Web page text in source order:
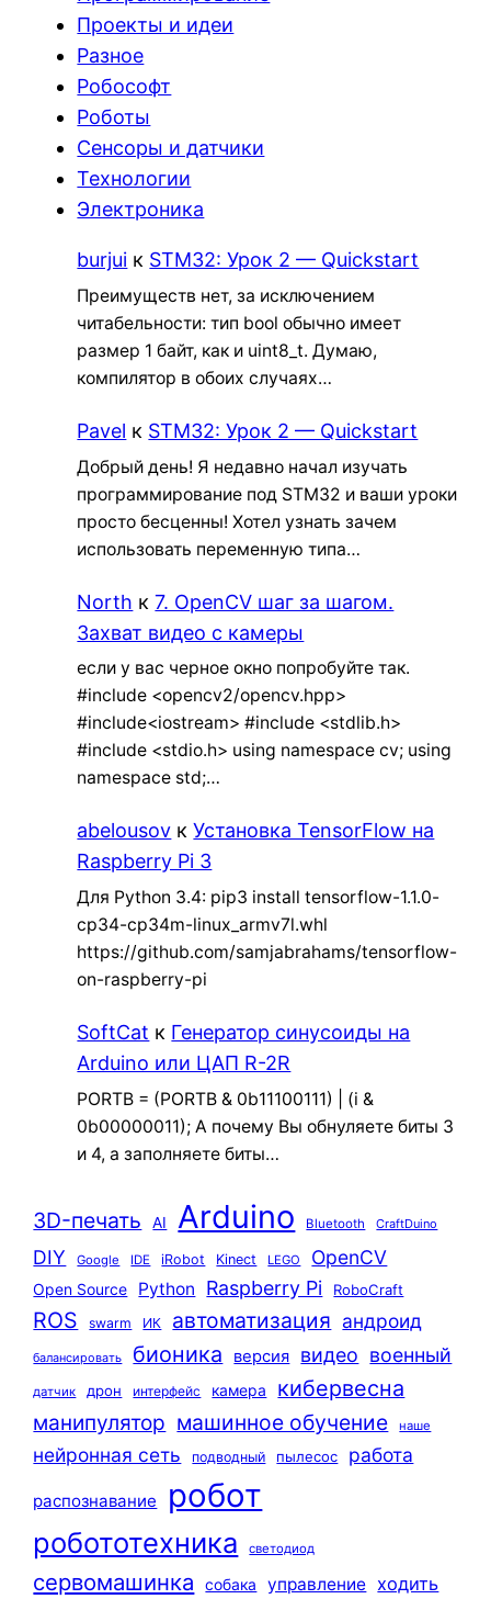
Проекты и идеи
Разное
Робософт
Роботы
Сенсоры и датчики
Технологии
Электроника
burjui к STM32: Урок 2 — Quickstart
Преимуществ нет, за исключением
читабельности: тип bool обычно имеет
размер 1 байт, как и uint8_t. Думаю,
компилятор в обоих случаях…
Pavel к STM32: Урок 2 — Quickstart
Добрый день! Я недавно начал изучать
программирование под STM32 и ваши уроки
просто бесценны! Хотел узнать зачем
использовать переменную типа…
North к7. OpenCV шаг за шагом.
Захват видео с камеры
если у вас черное окно попробуйте так.
#include <opencv2/opencv.hpp>
#include<iostream> #include <stdlib.h>
#include <stdio.h> using namespace cv; using
namespace std;…
abelousov кУстановка TensorFlow на
Raspberry Pi 3
Для Python 3.4: pip3 install tensorflow-1.1.0-
cp34-cp34m-linux_armv7l.whl
https://github.com/samjabrahams/tensorflow-
on-raspberry-pi
SoftCat к Генератор синусоиды на
Arduino или ЦАП R-2R
PORTB = (PORTB & 0b11100111) | (i &
0b00000011); А почему Вы обнуляете биты 3
и 4, а заполняете биты…
3D-печать AI Arduino Bluetooth CraftDuino
DIY Google IDE iRobot Kinect LEGO OpenCV
Open Source Python Raspberry Pi RoboCraft
ROS swarm ИК автоматизация андроид
балансировать бионика версия видео военный
датчик дрон интерфейс камера кибервесна
манипулятор машинное обучение наше
нейронная сеть подводный пылесос работа
распознавание робот
робототехника светодиод
сервомашинка собака управление ходить